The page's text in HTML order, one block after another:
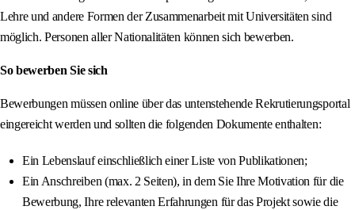
Lehre und andere Formen der Zusammenarbeit mit Universitäten sind
möglich. Personen aller Nationalitäten können sich bewerben.
So bewerben Sie sich
Bewerbungen müssen online über das untenstehende Rekrutierungsportal
eingereicht werden und sollten die folgenden Dokumente enthalten:
Ein Lebenslauf einschließlich einer Liste von Publikationen;
Ein Anschreiben (max. 2 Seiten), in dem Sie Ihre Motivation für die
Bewerbung, Ihre relevanten Erfahrungen für das Projekt sowie die